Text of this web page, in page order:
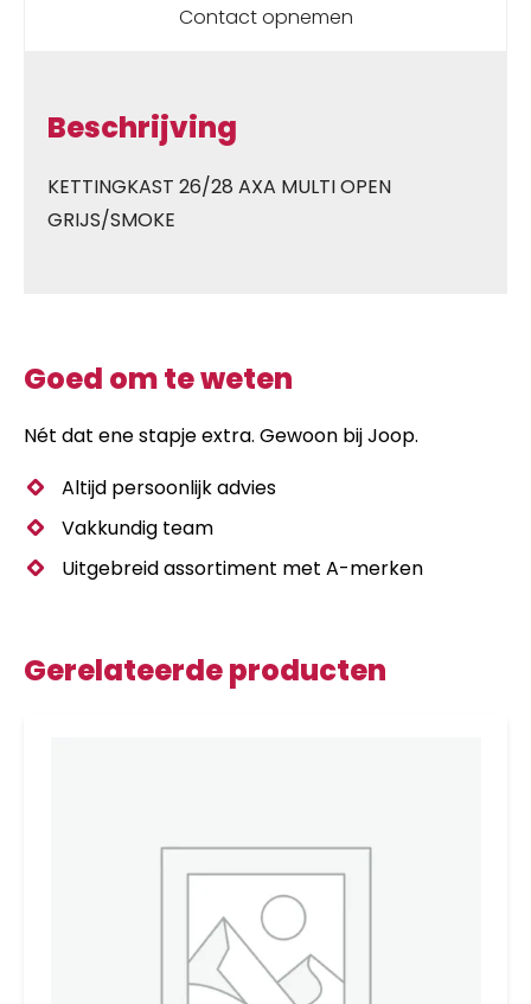
Contact opnemen
Beschrijving
KETTINGKAST 26/28 AXA MULTI OPEN
GRIJS/SMOKE
Goed om te weten
Nét dat ene stapje extra. Gewoon bij Joop.
Altijd persoonlijk advies
Vakkundig team
Uitgebreid assortiment met A-merken
Gerelateerde producten